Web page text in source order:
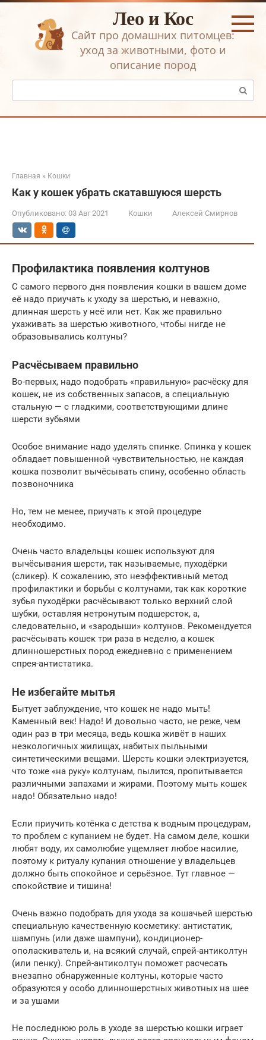
Перейти
Лео и Кос
Сайт про домашних питомцев:
уход за животными, фото и
описание пород
Поиск:
Главная » Кошки
Как у кошек убрать скатавшуюся шерсть
Опубликовано: 03 Авг 2021 Кошки Алексей Смирнов
Профилактика появления колтунов
С самого первого дня появления кошки в вашем доме
её надо приучать к уходу за шерстью, и неважно,
длинная шерсть у неё или нет. Как же правильно
ухаживать за шерстью животного, чтобы нигде не
образовывались колтуны?
Расчёсываем правильно
Во-первых, надо подобрать «правильную» расчёску для
кошек, не из собственных запасов, а специальную
стальную — с гладкими, соответствующими длине
шерсти зубьями
Особое внимание надо уделять спинке. Спинка у кошек
обладает повышенной чувствительностью, не каждая
кошка позволит вычёсывать спину, особенно область
позвоночника
Но, тем не менее, приучать к этой процедуре
необходимо.
Очень часто владельцы кошек используют для
вычёсывания шерсти, так называемые, пуходёрки
(сликер). К сожалению, это неэффективный метод
профилактики и борьбы с колтунами, так как короткие
зубья пуходёрки расчёсывают только верхний слой
шубки, оставляя нетронутым подшерсток, а,
следовательно, и «зародыши» колтунов. Рекомендуется
расчёсывать кошек три раза в неделю, а кошек
длинношерстных пород ежедневно с применением
спрея-антистатика.
Не избегайте мытья
Бытует заблуждение, что кошек не надо мыть!
Каменный век! Надо! И довольно часто, не реже, чем
один раз в три месяца, ведь кошка живёт в наших
неэкологичных жилищах, набитых пыльными
синтетическими вещами. Шерсть кошки электризуется,
что тоже «на руку» колтунам, пылится, пропитывается
различными запахами и жирами. Поэтому мыть кошек
надо! Обязательно надо!
Если приучить котёнка с детства к водным процедурам,
то проблем с купанием не будет. На самом деле, кошки
любят воду, их самолюбие ущемляет любое насилие,
поэтому к ритуалу купания отношение у владельцев
должно быть спокойное и серьёзное. Тут главное —
спокойствие и тишина!
Очень важно подобрать для ухода за кошачьей шерстью
специальную качественную косметику: антистатик,
шампунь (или даже шампуни), кондиционер-
ополаскиватель и, на всякий случай, спрей-антиколтун
(или пенку). Спрей-антиколтун поможет расчесать
внезапно обнаруженные колтуны, которые часто
образуются у особо длинношерстных животных на шее
и за ушами
Не последнюю роль в уходе за шерстью кошки играет